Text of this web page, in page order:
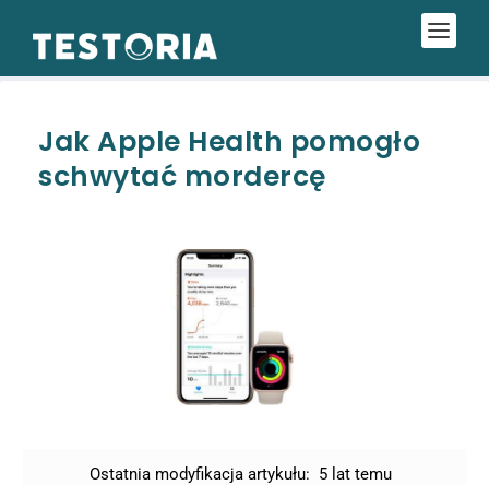
Jak Apple Health pomogło
schwytać mordercę
Ostatnia modyfikacja artykułu: 5 lat temu